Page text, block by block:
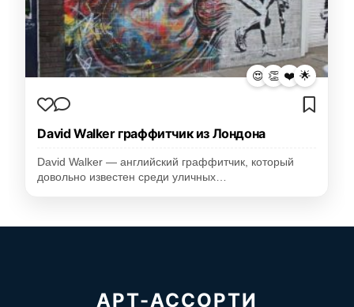
😍 👏 ❤️ 🌟
David Walker граффитчик из Лондона
David Walker — английский граффитчик, который
довольно известен среди уличных…
АРТ-АССОРТИ